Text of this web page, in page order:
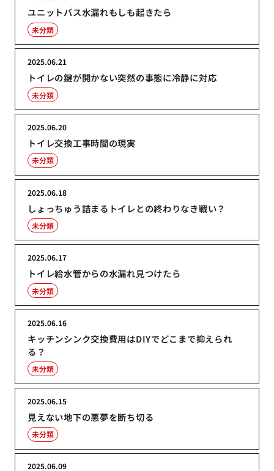
ユニットバス水漏れもしも起きたら
未分類
トイレの鍵が開かない突然の事態に冷静に対応
2025.06.21
未分類
トイレ交換工事時間の現実
2025.06.20
未分類
しょっちゅう詰まるトイレとの終わりなき戦い？
2025.06.18
未分類
トイレ給水管からの水漏れ見つけたら
2025.06.17
未分類
キッチンシンク交換費用はDIYでどこまで抑えられ
る？
2025.06.16
未分類
見えない地下の悪夢を断ち切る
2025.06.15
未分類
2025.06.09